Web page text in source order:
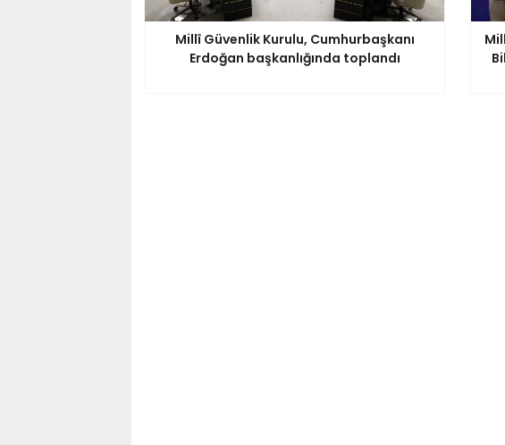
Millî Güvenlik Kurulu, Cumhurbaşkanı
Erdoğan başkanlığında toplandı